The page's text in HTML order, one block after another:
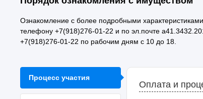
Ознакомление с более подробными
телефону +7(918)276-01-22 и по эл.почте
+7(918)276-01-22 по рабочим дням с 10 до 18.
Процесс участия
Оплата и